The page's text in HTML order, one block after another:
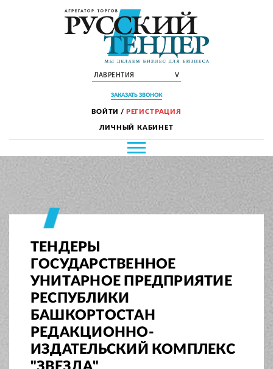
ЛАВРЕНТИЯ V
ЗАКАЗАТЬ ЗВОНОК
ВОЙТИ / РЕГИСТРАЦИЯ
ЛИЧНЫЙ КАБИНЕТ
ТЕНДЕРЫ
ГОСУДАРСТВЕННОЕ
УНИТАРНОЕ ПРЕДПРИЯТИЕ
РЕСПУБЛИКИ
БАШКОРТОСТАН
РЕДАКЦИОННО-
ИЗДАТЕЛЬСКИЙ КОМПЛЕКС